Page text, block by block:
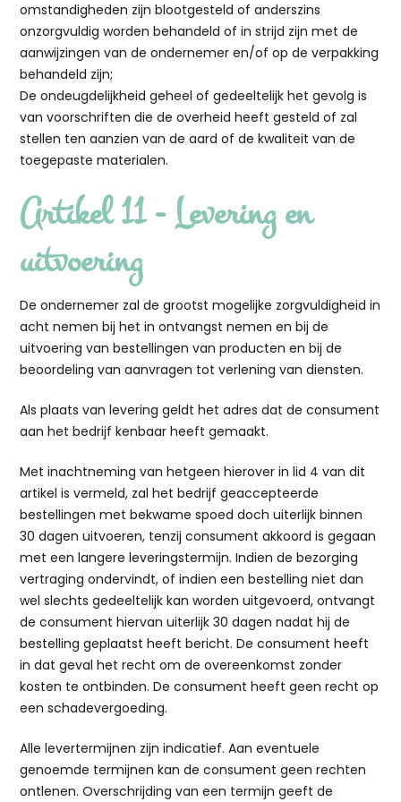
omstandigheden zijn blootgesteld of anderszins
onzorgvuldig worden behandeld of in strijd zijn met de
aanwijzingen van de ondernemer en/of op de verpakking
behandeld zijn;
De ondeugdelijkheid geheel of gedeeltelijk het gevolg is
van voorschriften die de overheid heeft gesteld of zal
stellen ten aanzien van de aard of de kwaliteit van de
toegepaste materialen.
Artikel 11 - Levering en
uitvoering
De ondernemer zal de grootst mogelijke zorgvuldigheid in
acht nemen bij het in ontvangst nemen en bij de
uitvoering van bestellingen van producten en bij de
beoordeling van aanvragen tot verlening van diensten.
Als plaats van levering geldt het adres dat de consument
aan het bedrijf kenbaar heeft gemaakt.
Met inachtneming van hetgeen hierover in lid 4 van dit
artikel is vermeld, zal het bedrijf geaccepteerde
bestellingen met bekwame spoed doch uiterlijk binnen
30 dagen uitvoeren, tenzij consument akkoord is gegaan
met een langere leveringstermijn. Indien de bezorging
vertraging ondervindt, of indien een bestelling niet dan
wel slechts gedeeltelijk kan worden uitgevoerd, ontvangt
de consument hiervan uiterlijk 30 dagen nadat hij de
bestelling geplaatst heeft bericht. De consument heeft
in dat geval het recht om de overeenkomst zonder
kosten te ontbinden. De consument heeft geen recht op
een schadevergoeding.
Alle levertermijnen zijn indicatief. Aan eventuele
genoemde termijnen kan de consument geen rechten
ontlenen. Overschrijding van een termijn geeft de